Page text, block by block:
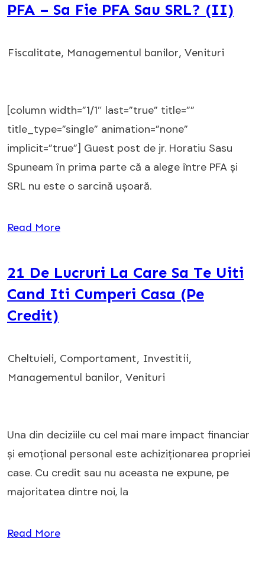
PFA – Sa Fie PFA Sau SRL? (II)
Fiscalitate, Managementul banilor, Venituri
[column width=”1/1″ last=”true” title=””
title_type=”single” animation=”none”
implicit=”true”] Guest post de jr. Horatiu Sasu
Spuneam în prima parte că a alege între PFA şi
SRL nu este o sarcină uşoară.
Read More
21 De Lucruri La Care Sa Te Uiti
Cand Iti Cumperi Casa (Pe
Credit)
Cheltuieli, Comportament, Investitii,
Managementul banilor, Venituri
Una din deciziile cu cel mai mare impact financiar
și emoțional personal este achiziționarea propriei
case. Cu credit sau nu aceasta ne expune, pe
majoritatea dintre noi, la
Read More